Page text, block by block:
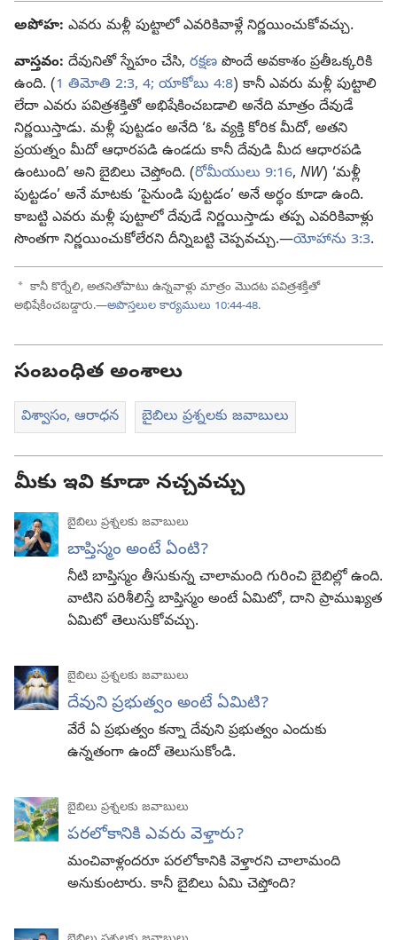
అపోహ: ఎవరు మళ్లీ పుట్టాలో ఎవరికివాళ్లే నిర్ణయించుకోవచ్చు.
వాస్తవం: దేవునితో స్నేహం చేసి, రక్షణ పొందే అవకాశం ప్రతీఒక్కరికి
ఉంది. (1 తిమోతి 2:3, 4; యాకోబు 4:8) కానీ ఎవరు మళ్లీ పుట్టాలి
లేదా ఎవరు పవిత్రశక్తితో అభిషేకించబడాలి అనేది మాత్రం దేవుడే
నిర్ణయిస్తాడు. మళ్లీ పుట్టడం అనేది ‘ఓ వ్యక్తి కోరిక మీదో, అతని
ప్రయత్నం మీదో ఆధారపడి ఉండదు కానీ దేవుడి మీద ఆధారపడి
ఉంటుంది’ అని బైబిలు చెప్తోంది. (రోమీయులు 9:16, NW) ‘మళ్లీ
పుట్టడం’ అనే మాటకు ‘పైనుండి పుట్టడం’ అనే అర్థం కూడా ఉంది.
కాబట్టి ఎవరు మళ్లీ పుట్టాలో దేవుడే నిర్ణయిస్తాడు తప్ప ఎవరికివాళ్లు
సొంతగా నిర్ణయించుకోలేరని దీన్నిబట్టి చెప్పవచ్చు.—యోహాను 3:3.
a కానీ కొర్నేలి, అతనితోపాటు ఉన్నవాళ్లు మాత్రం మొదట పవిత్రశక్తితో
అభిషేకించబడ్డారు.—అపొస్తలుల కార్యములు 10:44-48.
సంబంధిత అంశాలు
విశ్వాసం, ఆరాధన బైబిలు ప్రశ్నలకు జవాబులు
మీకు ఇవి కూడా నచ్చవచ్చు
బైబిలు ప్రశ్నలకు జవాబులు
బాప్తిస్మం అంటే ఏంటి?
నీటి బాప్తిస్మం తీసుకున్న చాలామంది గురించి బైబిల్లో ఉంది.
వాటిని పరిశీలిస్తే బాప్తిస్మం అంటే ఏమిటో, దాని ప్రాముఖ్యత
ఏమిటో తెలుసుకోవచ్చు.
బైబిలు ప్రశ్నలకు జవాబులు
దేవుని ప్రభుత్వం అంటే ఏమిటి?
వేరే ఏ ప్రభుత్వం కన్నా దేవుని ప్రభుత్వం ఎందుకు
ఉన్నతంగా ఉందో తెలుసుకోండి.
బైబిలు ప్రశ్నలకు జవాబులు
పరలోకానికి ఎవరు వెళ్తారు?
మంచివాళ్లందరూ పరలోకానికి వెళ్తారని చాలామంది
అనుకుంటారు. కానీ బైబిలు ఏమి చెప్తోంది?